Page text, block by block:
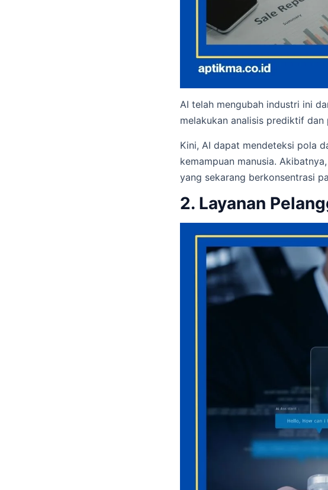
AI telah mengubah industri ini
melakukan analisis prediktif dan
Kini, AI dapat mendeteksi pola
kemampuan manusia.
yang sekarang berkonsentrasi
2. Layanan